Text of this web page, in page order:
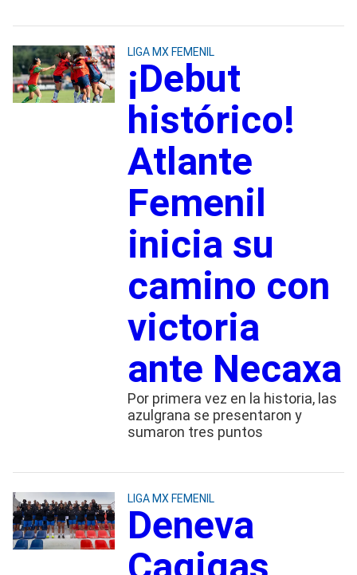
LIGA MX FEMENIL
¡Debut
histórico!
Atlante
Femenil
inicia su
camino con
victoria
ante Necaxa
Por primera vez en la historia, las
azulgrana se presentaron y
sumaron tres puntos
LIGA MX FEMENIL
Deneva